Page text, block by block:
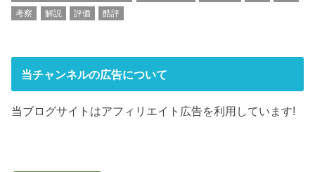
考察
解説 評価 酷評
当チャンネルの広告について
当ブログサイトはアフィリエイト広告を利用しています!